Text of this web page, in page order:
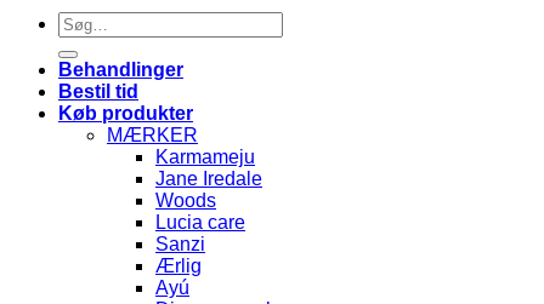
Søg
efter:
Behandlinger
Bestil tid
Køb produkter
MÆRKER
Karmameju
Jane Iredale
Woods
Lucia care
Sanzi
Ærlig
Ayú